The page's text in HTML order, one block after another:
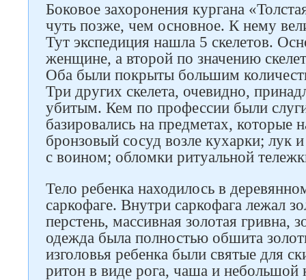
Боковое захоронения кургана
чуть позже, чем основное. К нему
Тут экспедиция нашла 5 скелетов.
женщине, а второй по значению
Оба были покрыты большим
Три других скелета, очевидно,
убитым. Кем по профессии были
базировались на предметах, которые
бронзовый сосуд возле кухарки; лук
с воином; обломки ритуальной
Тело ребенка находилось в
саркофаге. Внутри саркофага лежал
перстень, массивная золотая гривна,
одежда была полностью обшита
изголовья ребенка были святые для
ритон в виде рога, чаша и
Следите за нами в соцсетях